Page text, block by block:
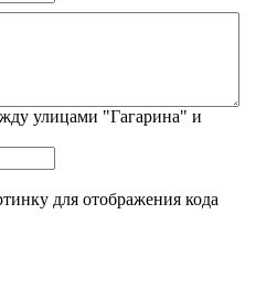
улицами "Гагарина" и